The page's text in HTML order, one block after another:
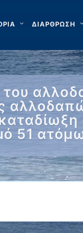
ΔΙΑΡΘΡΩΣΗ
51